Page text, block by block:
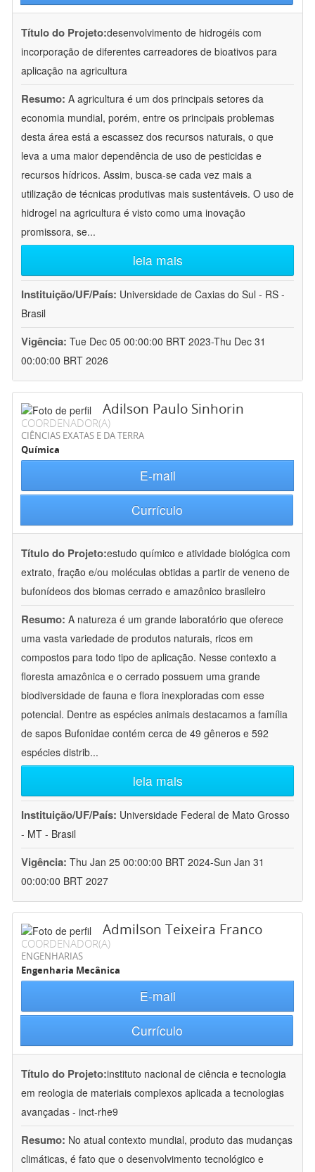
Título do Projeto:desenvolvimento de hidrogéis com
incorporação de diferentes carreadores de bioativos para
aplicação na agricultura
Resumo: A agricultura é um dos principais setores da
economia mundial, porém, entre os principais problemas
desta área está a escassez dos recursos naturais, o que
leva a uma maior dependência de uso de pesticidas e
recursos hídricos. Assim, busca-se cada vez mais a
utilização de técnicas produtivas mais sustentáveis. O uso de
hidrogel na agricultura é visto como uma inovação
promissora, se...
leia mais
Instituição/UF/País: Universidade de Caxias do Sul - RS -
Brasil
Vigência: Tue Dec 05 00:00:00 BRT 2023-Thu Dec 31
00:00:00 BRT 2026
Adilson Paulo Sinhorin
COORDENADOR(A)
CIÊNCIAS EXATAS E DA TERRA
Química
E-mail
Currículo
Título do Projeto:estudo químico e atividade biológica com
extrato, fração e/ou moléculas obtidas a partir de veneno de
bufonídeos dos biomas cerrado e amazônico brasileiro
Resumo: A natureza é um grande laboratório que oferece
uma vasta variedade de produtos naturais, ricos em
compostos para todo tipo de aplicação. Nesse contexto a
floresta amazônica e o cerrado possuem uma grande
biodiversidade de fauna e flora inexploradas com esse
potencial. Dentre as espécies animais destacamos a família
de sapos Bufonidae contém cerca de 49 gêneros e 592
espécies distrib...
leia mais
Instituição/UF/País: Universidade Federal de Mato Grosso
- MT - Brasil
Vigência: Thu Jan 25 00:00:00 BRT 2024-Sun Jan 31
00:00:00 BRT 2027
Admilson Teixeira Franco
COORDENADOR(A)
ENGENHARIAS
Engenharia Mecânica
E-mail
Currículo
Título do Projeto:instituto nacional de ciência e tecnologia
em reologia de materiais complexos aplicada a tecnologias
avançadas - inct-rhe9
Resumo: No atual contexto mundial, produto das mudanças
climáticas, é fato que o desenvolvimento tecnológico e